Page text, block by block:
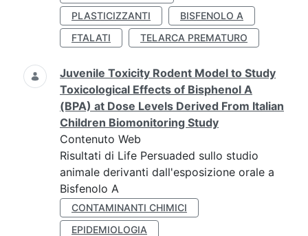
PLASTICIZZANTI
BISFENOLO A
FTALATI
TELARCA PREMATURO
Juvenile Toxicity Rodent Model to Study
Toxicological Effects of Bisphenol A
(BPA) at Dose Levels Derived From Italian
Children Biomonitoring Study
Contenuto Web
Risultati di Life Persuaded sullo studio
animale derivanti dall'esposizione orale a
Bisfenolo A
CONTAMINANTI CHIMICI
EPIDEMIOLOGIA